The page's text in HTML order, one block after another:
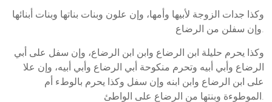
وكذا جدات الزوجة لأبيها وأمها، وإن علون وبنات بناتها وبنات أبنائها
وكذا يحرم حليلة ابن الرضاع وابن ابن الرضاع، وإن سفل على أبي
الرضاع وأبي أبيه وتحرم منكوحة أبي الرضاع وأبي أبيه، وإن علا
على ابن الرضاع وابن ابنه وإن سفل وكذا يحرم بالوطء أم